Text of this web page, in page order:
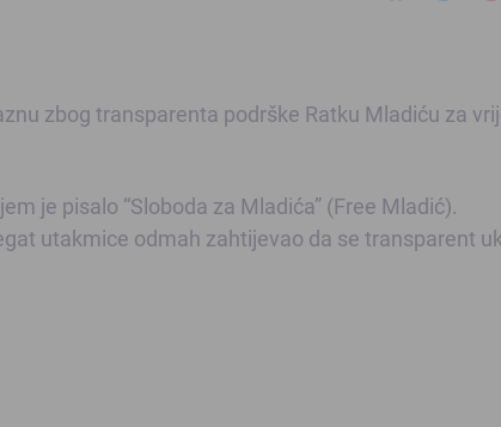
zbog transparenta podrške Ratku Mladiću za
je pisalo “Sloboda za Mladića” (Free Mladić).
utakmice odmah zahtijevao da se transparent